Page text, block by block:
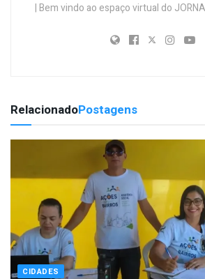
| Bem vindo ao espaço virtual do
RelacionadoPostagens
CIDADES